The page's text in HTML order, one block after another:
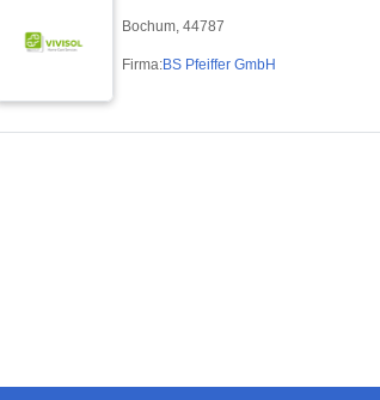
Bochum, 44787
Firma:BS Pfeiffer GmbH